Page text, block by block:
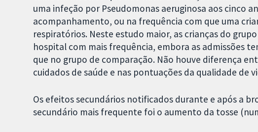
uma infeção por Pseudomonas aeruginosa aos cinco
acompanhamento, ou na frequência com que uma
respiratórios. Neste estudo maior, as crianças do
hospital com mais frequência, embora as admissões
que no grupo de comparação. Não houve diferença
cuidados de saúde e nas pontuações da qualidade de
Os efeitos secundários notificados durante e após a
secundário mais frequente foi o aumento da tosse